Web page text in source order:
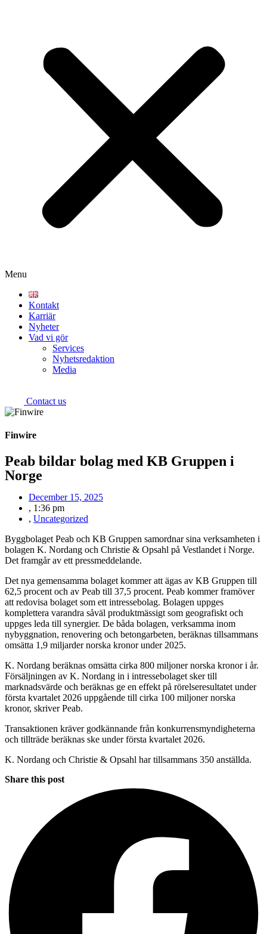
Menu
Kontakt
Karriär
Nyheter
Vad vi gör
Services
Nyhetsredaktion
Media
Contact us
Finwire
Peab bildar bolag med KB Gruppen i
Norge
December 15, 2025
, 1:36 pm
, Uncategorized
Byggbolaget Peab och KB Gruppen samordnar sina verksamheten i
bolagen K. Nordang och Christie & Opsahl på Vestlandet i Norge.
Det framgår av ett pressmeddelande.
Det nya gemensamma bolaget kommer att ägas av KB Gruppen till
62,5 procent och av Peab till 37,5 procent. Peab kommer framöver
att redovisa bolaget som ett intressebolag. Bolagen uppges
komplettera varandra såväl produktmässigt som geografiskt och
uppges leda till synergier. De båda bolagen, verksamma inom
nybyggnation, renovering och betongarbeten, beräknas tillsammans
omsätta 1,9 miljarder norska kronor under 2025.
K. Nordang beräknas omsätta cirka 800 miljoner norska kronor i år.
Försäljningen av K. Nordang in i intressebolaget sker till
marknadsvärde och beräknas ge en effekt på rörelseresultatet under
första kvartalet 2026 uppgående till cirka 100 miljoner norska
kronor, skriver Peab.
Transaktionen kräver godkännande från konkurrensmyndigheterna
och tillträde beräknas ske under första kvartalet 2026.
K. Nordang och Christie & Opsahl har tillsammans 350 anställda.
Share this post